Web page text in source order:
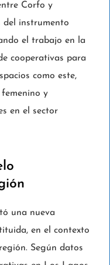
Corfo y
del instrumento
el trabajo en la
cooperativas para
como este,
y
en el sector
una nueva
en el contexto
Según datos